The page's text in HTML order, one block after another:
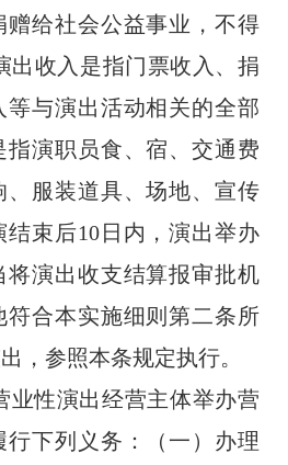
赠给社会公益事业，不得
出收入是指门票收入、捐
等与演出活动相关的全部
演职员食、宿、交通费
、服装道具、场地、宣传
结束后10日内，演出举办
将演出收支结算报审批机
符合本实施细则第二条所
，参照本条规定执行。
业性演出经营主体举办营
下列义务：（一）办理